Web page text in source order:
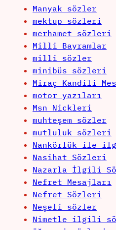
Manyak sözler
mektup sözleri
merhamet sözleri
Milli Bayramlar
milli sözler
minibüs sözleri
Miraç Kandili
motor yazıları
Msn Nickleri
muhteşem sözler
mutluluk sözleri
Nankörlük ile
Nasihat Sözleri
Nazarla İlgili
Nefret Mesajları
Nefret Sözleri
Neşeli sözler
Nimetle ilgili